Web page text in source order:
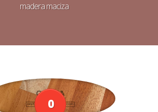
madera maciza
0